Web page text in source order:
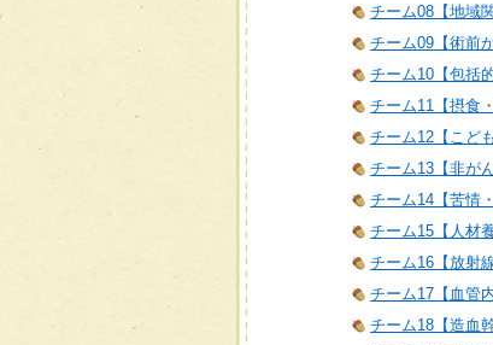
チーム08【地域
チーム09【術前
チーム10【包括
チーム11【摂食
チーム12【こど
チーム13【非が
チーム14【苦情
チーム15【人材
チーム16【放射
チーム17【血管
チーム18【造血